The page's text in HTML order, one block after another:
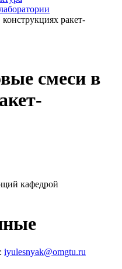
ракет-
смеси в
кафедрой
iyulesnyak@omgtu.ru